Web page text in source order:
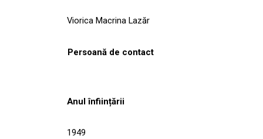
Viorica Macrina Lazăr
Persoană de contact
Anul înființării
1949